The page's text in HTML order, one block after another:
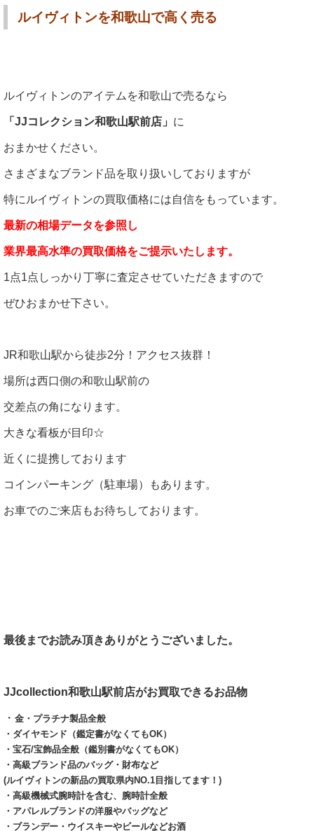
ルイヴィトンを和歌山で高く売る
ルイヴィトンのアイテムを和歌山で売るなら
「JJコレクション和歌山駅前店」 に
おまかせください。
さまざまなブランド品を取り扱いしておりますが
特にルイヴィトンの買取価格には自信をもっています。
最新の相場データを参照し
業界最高水準の買取価格をご提示いたします。
1点1点しっかり丁寧に査定させていただきますので
ぜひおまかせ下さい。
JR和歌山駅から徒歩2分！アクセス抜群！
場所は西口側の和歌山駅前の
交差点の角になります。
大きな看板が目印☆
近くに提携しております
コインパーキング（駐車場）もあります。
お車でのご来店もお待ちしております。
最後までお読み頂きありがとうございました。
JJcollection和歌山駅前店がお買取できるお品物
・ 金・プラチナ製品全般
・ダイヤモンド（鑑定書がなくてもOK）
・宝石/宝飾品全般（鑑別書がなくてもOK）
・高級ブランド品のバッグ・財布など
(ルイヴィトンの新品の買取県内NO.1目指してます！)
・高級機械式腕時計を含む、腕時計全般
・アパレルブランドの洋服やバッグなど
・ブランデー・ウイスキーやビールなどお酒